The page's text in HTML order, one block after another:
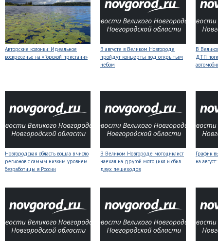
Авторские колонки: Идеальное
воскресенье на «Горской пристани»
В августе в Великом Новгороде
пройдут концерты под открытым
небом
В
ДТП
Новгородская область вошла в число
регионов с самым низким уровнем
безработицы в России
В Великом Новгороде мотоциклист
наехал на другой мотоцикл и сбил
двух пешеходов
График
на